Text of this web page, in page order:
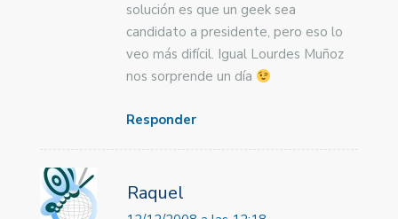
solución es que un geek sea
candidato a presidente, pero eso lo
veo más difícil. Igual Lourdes Muñoz
nos sorprende un día
Responder
Raquel